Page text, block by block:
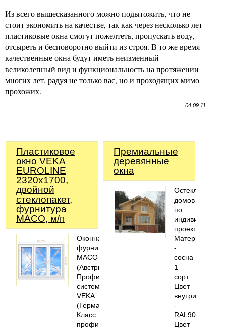
Из всего вышесказанного можно подытожить, что не
стоит экономить на качестве, так как через несколько лет
пластиковые окна смогут пожелтеть, пропускать воду,
отсыреть и бесповоротно выйти из строя. В то же время
качественные окна будут иметь неизменный
великолепный вид и функциональность на протяжении
многих лет, радуя не только вас, но и проходящих мимо
прохожих.
04.09.11
Пластиковое
окно VEKA
EUROLINE
2320х1700,
двойной
стеклопакет,
фурнитура
MACO, м/п
Оконная
фурнитура
MACO
(Австрия).
Профильная
система:
VEKA
(Германия).
Класс
профиля
Премиальные
деревянные
окна
Остекление
домов
по
проекту
Материал
-
сосна
1
сорт
Цвет
внутри
-
RAL9016
Цвет